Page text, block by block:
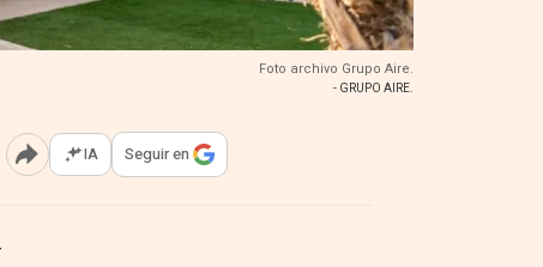
Foto archivo Grupo Aire.
- GRUPO AIRE.
Abrir opciones para compartir
IA Seguir en